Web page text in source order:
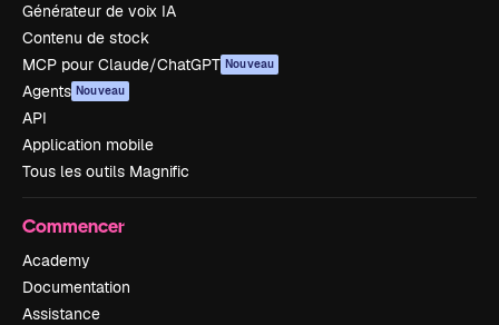
Générateur de voix IA
Contenu de stock
MCP pour Claude/ChatGPT Nouveau
Agents Nouveau
API
Application mobile
Tous les outils Magnific
Commencer
Academy
Documentation
Assistance